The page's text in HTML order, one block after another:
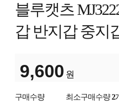
블루캣츠
갑 반지갑 중지
9,600 원
구매수량 최소구매수량2